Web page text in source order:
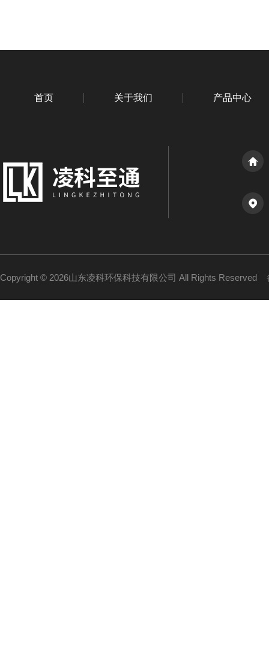
首页 关于我们 产品中心
Copyright © 2026山东凌科环保科技有限公司 All Rights Reserved